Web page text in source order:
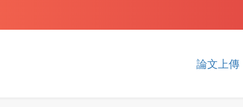
論文上傳